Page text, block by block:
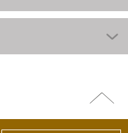
arriba